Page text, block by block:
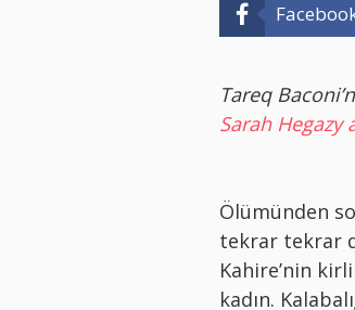
Tareq
Sarah Hegazy
Ölümünden
tekrar tekrar
Kahire’nin
kadın.